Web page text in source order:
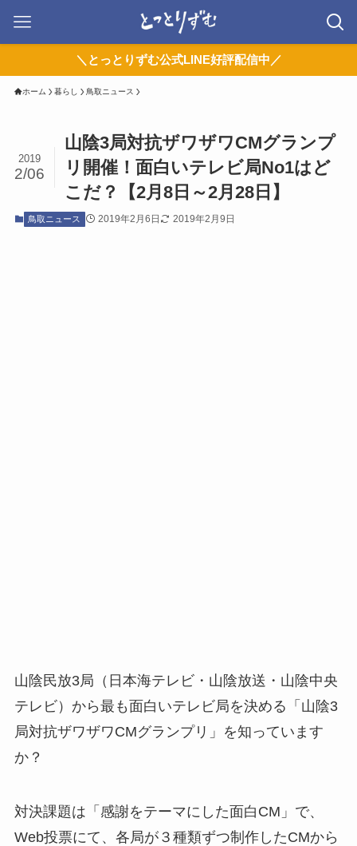
＼とっとりずむ公式LINE好評配信中／
ホーム 暮らし 鳥取ニュース
山陰3局対抗ザワザワCMグランプ
リ開催！面白いテレビ局No1はど
こだ？【2月8日～2月28日】
2019
2/06
鳥取ニュース 2019年2月6日 2019年2月9日
山陰民放3局（日本海テレビ・山陰放送・山陰中央
テレビ）から最も面白いテレビ局を決める「山陰3
局対抗ザワザワCMグランプリ」を知っています
か？
対決課題は「感謝をテーマにした面白CM」で、
Web投票にて、各局が３種類ずつ制作したCMから